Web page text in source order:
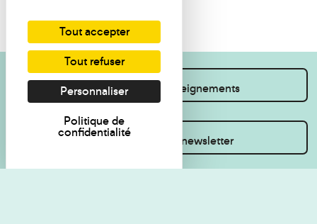
Je souhaite des renseignements
Inscrivez-vous à la newsletter
Tout accepter
Tout refuser
Personnaliser
Politique de
confidentialité